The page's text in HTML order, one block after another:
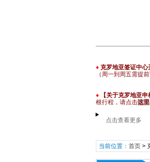
♦ 克罗地亚签证中心
（周一到周五需提前
♦ 【关于克罗地亚
根行程 ，请点击这里
点击查看更多
当前位置： 首页>